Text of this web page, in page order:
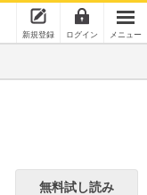
新規登録 ログイン メニュー
無料試し読み